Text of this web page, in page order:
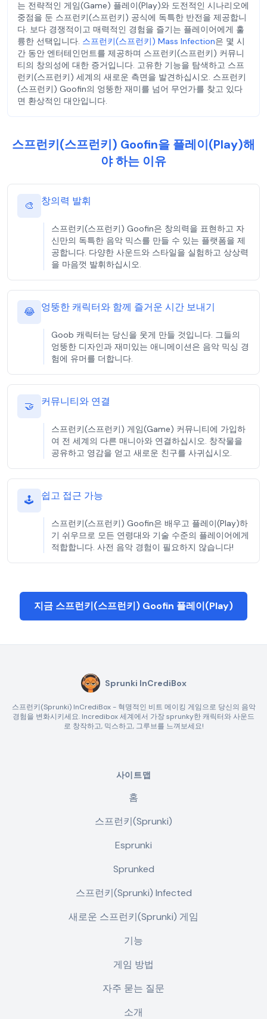
는 전략적인 게임(Game) 플레이(Play)와 도전적인 시나리오에
중점을 둔 스프런키(스프런키) 공식에 독특한 반전을 제공합니
다. 보다 경쟁적이고 매력적인 경험을 즐기는 플레이어에게 훌
륭한 선택입니다. 스프런키(스프런키) Mass Infection은 몇 시
간 동안 엔터테인먼트를 제공하며 스프런키(스프런키) 커뮤니
티의 창의성에 대한 증거입니다. 고유한 기능을 탐색하고 스프
런키(스프런키) 세계의 새로운 측면을 발견하십시오. 스프런키
(스프런키) Goofin의 엉뚱한 재미를 넘어 무언가를 찾고 있다
면 환상적인 대안입니다.
스프런키(스프런키) Goofin을 플레이(Play)해
야 하는 이유
🎨 창의력 발휘
스프런키(스프런키) Goofin은 창의력을 표현하고 자
신만의 독특한 음악 믹스를 만들 수 있는 플랫폼을 제
공합니다. 다양한 사운드와 스타일을 실험하고 상상력
을 마음껏 발휘하십시오.
😂 엉뚱한 캐릭터와 함께 즐거운 시간 보내기
Goob 캐릭터는 당신을 웃게 만들 것입니다. 그들의
엉뚱한 디자인과 재미있는 애니메이션은 음악 믹싱 경
험에 유머를 더합니다.
🤝 커뮤니티와 연결
스프런키(스프런키) 게임(Game) 커뮤니티에 가입하
여 전 세계의 다른 매니아와 연결하십시오. 창작물을
공유하고 영감을 얻고 새로운 친구를 사귀십시오.
🕹️ 쉽고 접근 가능
스프런키(스프런키) Goofin은 배우고 플레이(Play)하
기 쉬우므로 모든 연령대와 기술 수준의 플레이어에게
적합합니다. 사전 음악 경험이 필요하지 않습니다!
지금 스프런키(스프런키) Goofin 플레이(Play)
Sprunki InCrediBox
스프런키(Sprunki) InCrediBox - 혁명적인 비트 메이킹 게임으로 당신의 음악
경험을 변화시키세요. Incredibox 세계에서 가장 sprunky한 캐릭터와 사운드
로 창작하고, 믹스하고, 그루브를 느껴보세요!
사이트맵
홈
스프런키(Sprunki)
Esprunki
Sprunked
스프런키(Sprunki) Infected
새로운 스프런키(Sprunki) 게임
기능
게임 방법
자주 묻는 질문
소개